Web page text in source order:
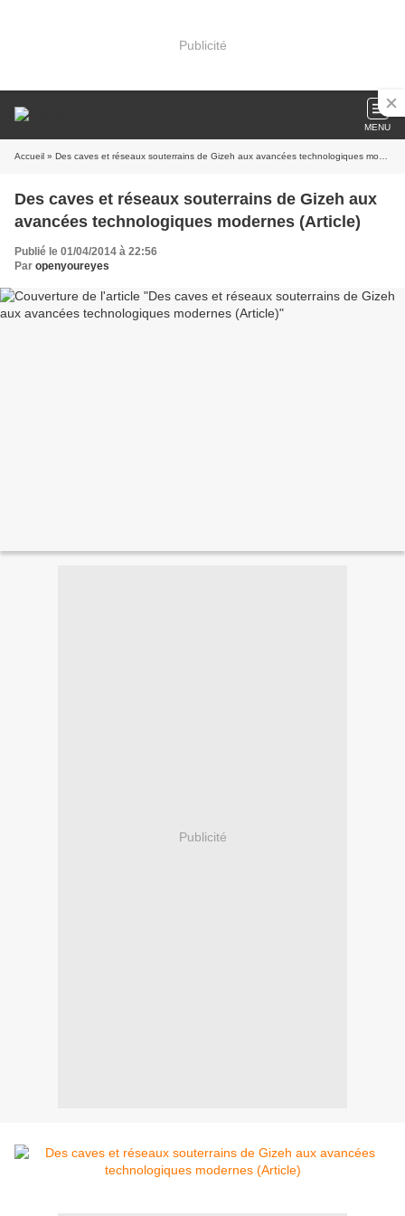
Publicité
MENU
Accueil » Des caves et réseaux souterrains de Gizeh aux avancées technologiques modernes (Article)
Des caves et réseaux souterrains de Gizeh aux
avancées technologiques modernes (Article)
Publié le 01/04/2014 à 22:56
Par openyoureyes
Publicité